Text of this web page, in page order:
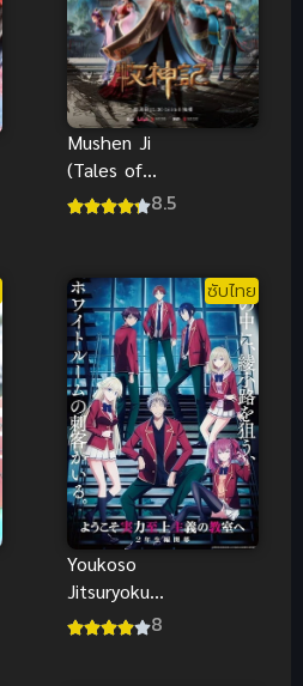
Mushen Ji
(Tales of
Herding
(ซับไทย)
8.5
ซับไทย
Youkoso
Jitsuryoku
Shijou Shugi
8